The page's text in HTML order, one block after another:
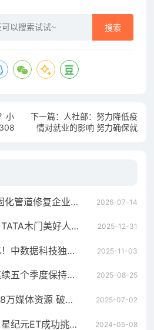
搜索
小
下一篇：
人社部：努力降低疫
情对就业的影响 努力确保就
道修复企业推荐 2026-07-14
创新大会IP化营销亮点解析 2025-12-31
侠猫抢滩 3.9 亿电动车智慧出行市场 2025-11-03
个季度保持增长 2025-08-25
文营销“收录慢、覆盖窄”痛点 2025-07-02
挑战31.9米空中坠落试验 2024-05-08